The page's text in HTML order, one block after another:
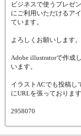
ビジネスで使うプレゼ
にご利用いただけるア
ています。
よろしくお願いします。
Adobe illustratorで作成
います。
イラストACでも投稿し
にURLを張っておりま
2958070